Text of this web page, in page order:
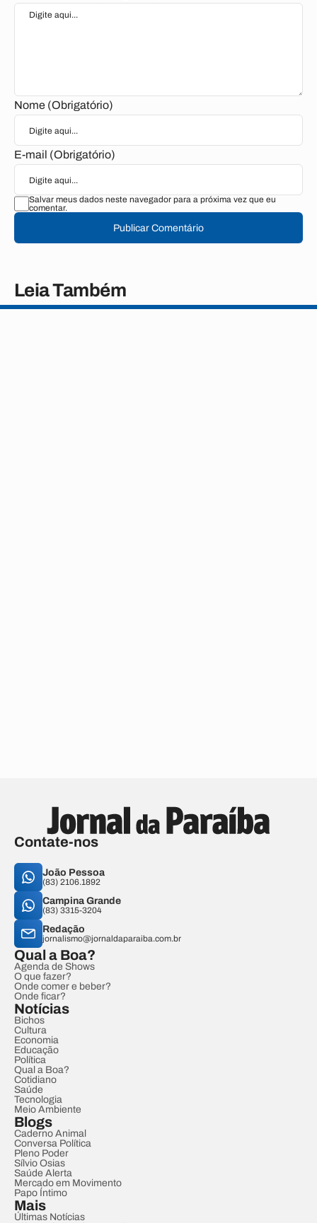
Nome (Obrigatório)
E-mail (Obrigatório)
Salvar meus dados neste navegador para a próxima vez que eu
comentar.
Publicar Comentário
Leia Também
Contate-nos
João Pessoa
(83) 2106.1892
Campina Grande
(83) 3315-3204
Redação
jornalismo@jornaldaparaiba.com.br
Qual a Boa?
Agenda de Shows
O que fazer?
Onde comer e beber?
Onde ficar?
Notícias
Bichos
Cultura
Economia
Educação
Política
Qual a Boa?
Cotidiano
Saúde
Tecnologia
Meio Ambiente
Blogs
Caderno Animal
Conversa Política
Pleno Poder
Sílvio Osias
Saúde Alerta
Mercado em Movimento
Papo Íntimo
Mais
Últimas Notícias